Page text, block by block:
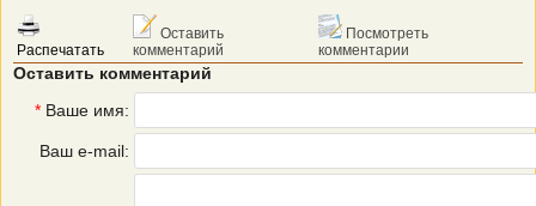
Распечатать
Оставить
комментарий
Посмотреть
комментарии
Оставить комментарий
* Ваше имя:
Ваш e-mail: